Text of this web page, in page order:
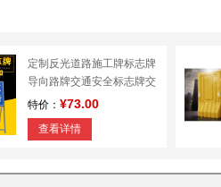
定制反光道路施工牌标志牌
导向路牌交通安全标志牌交
通标识指示牌
特价： ¥73.00
查看详情